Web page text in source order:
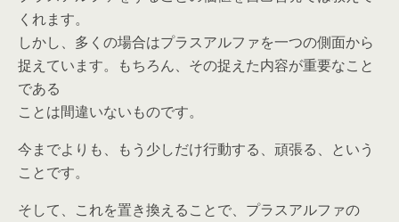
くれます。
しかし、多くの場合はプラスアルファを一つの側面から
捉えています。もちろん、その捉えた内容が重要なこと
である
ことは間違いないものです。
今までよりも、もう少しだけ行動する、頑張る、という
ことです。
そして、これを置き換えることで、プラスアルファの